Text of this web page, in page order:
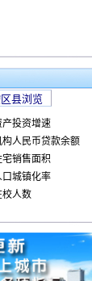
县浏览
产投资增速
构人民币贷款余额
宅销售面积
口城镇化率
校人数